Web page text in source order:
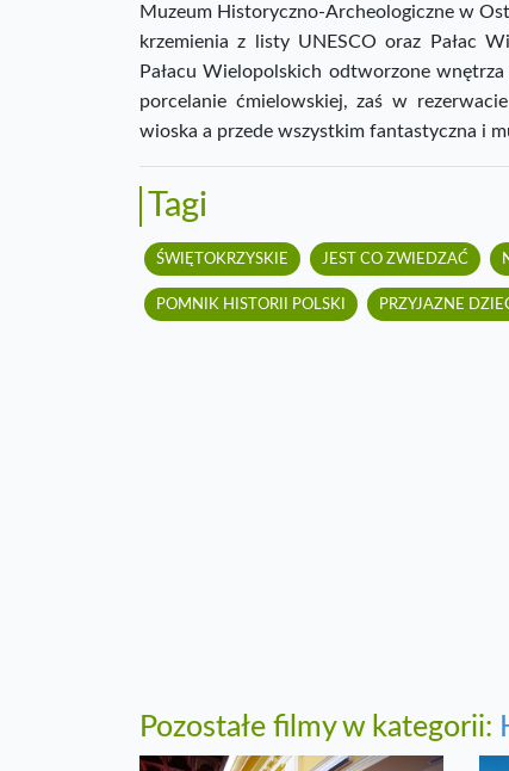
Muzeum Historyczno-Archeologiczne w
krzemienia z listy UNESCO oraz Pałac
Pałacu Wielopolskich odtworzone
porcelanie ćmielowskiej, zaś w
wioska a przede wszystkim fantastyczna i
Tagi
ŚWIĘTOKRZYSKIE JEST CO ZWIEDZAĆ
POMNIK HISTORII POLSKI PRZYJAZNE
Pozostałe filmy w kategorii: